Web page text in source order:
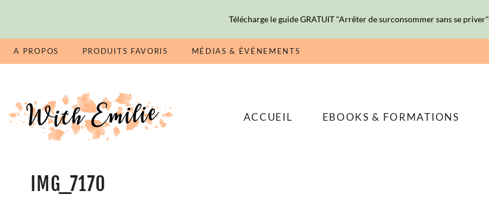
A PROPOS PRODUITS FAVORIS MÉDIAS & ÉVÉNEMENTS
ACCUEIL EBOOKS & FORMATIONS
IMG_7170
Télécharge le guide GRATUIT "Arrêter de surconsommer sans se priver"